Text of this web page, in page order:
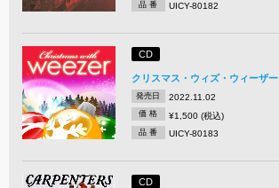
品 番 UICY-80182
CD
クリスマス・ウィズ・ウィーザー
発売日 2022.11.02
価 格 ¥1,500 (税込)
品 番 UICY-80183
CD